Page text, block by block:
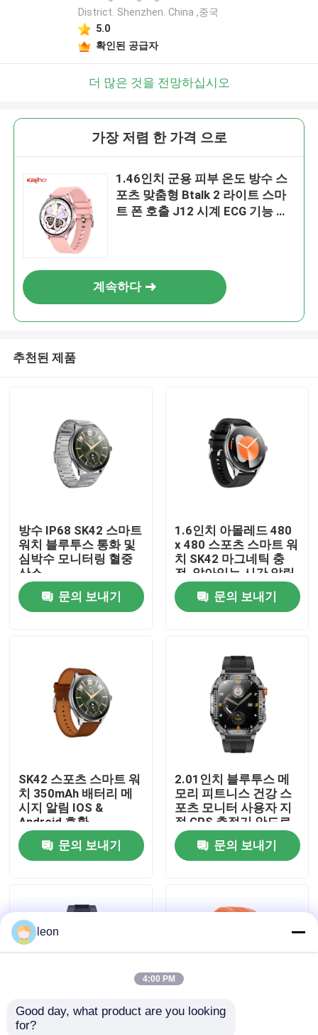
공장 여행
품질 관리
인용문을 요구하세요
GPS 스마트 워치
District. Shenzhen. China ,중국
5.0
확인된 공급자
더 많은 것을 전망하십시오
가장 저렴 한 가격 으로
1.46인치 군용 피부 온도 방수 스
포츠 맞춤형 Btalk 2 라이트 스마
트 폰 호출 J12 시계 ECG 기능 스
계속하다
추천된 제품
방수 IP68 SK42 스마트
워치 블루투스 통화 및
심박수 모니터링 혈중
산소
문의 보내기
1.6인치 아몰레드 480
x 480 스포츠 스마트 워
치 SK42 마그네틱 충
전, 앉아있는 시간 알림
지원
문의 보내기
SK42 스포츠 스마트 워
치 350mAh 배터리 메
시지 알림 IOS &
Android 호환
문의 보내기
2.01인치 블루투스 메
모리 피트니스 건강 스
포츠 모니터 사용자 지
정 GPS 추적기 안드로
이드 다이버 스포츠
P76 스마트 폰 호출
J13 시계 패션 nfc 활동
문의 보내기
2.01인치 iOS/Android
leon
4:00 PM
Good day, what product are you looking
for?